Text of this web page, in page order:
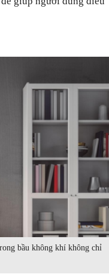
bầu không khí không chỉ